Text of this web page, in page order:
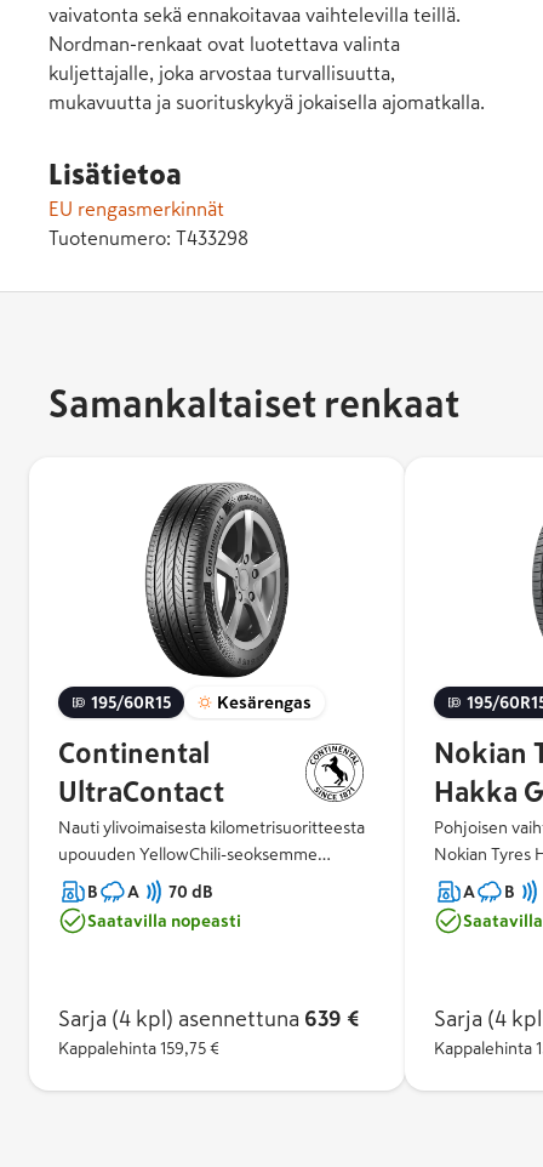
vaivatonta sekä ennakoitavaa vaihtelevilla teillä.
Nordman-renkaat ovat luotettava valinta
kuljettajalle, joka arvostaa turvallisuutta,
mukavuutta ja suorituskykyä jokaisella ajomatkalla.
Lisätietoa
EU rengasmerkinnät
Tuotenumero: T433298
Samankaltaiset renkaat
195/60R15 Kesärengas
Continental
UltraContact
Nauti ylivoimaisesta kilometrisuoritteesta
upouuden YellowChili-seoksemme
ansiosta. Luota UltraShield runkomme
huomattavaan kestävyyteen. Koe
vakuuttava märkäsuorituskyky ja alhainen
B A
70 dB
Saatavilla nopeasti
Sarja (4 kpl) asennettuna 639 €
Kappalehinta 159,75 €
195/
Nokian
Hakka
Pohjoisen
Nokian Tyres
yhdistää
Turvallinen ja
Pienempiin ja
kattavasti
A
B
Sarja (4
Kappalehinta